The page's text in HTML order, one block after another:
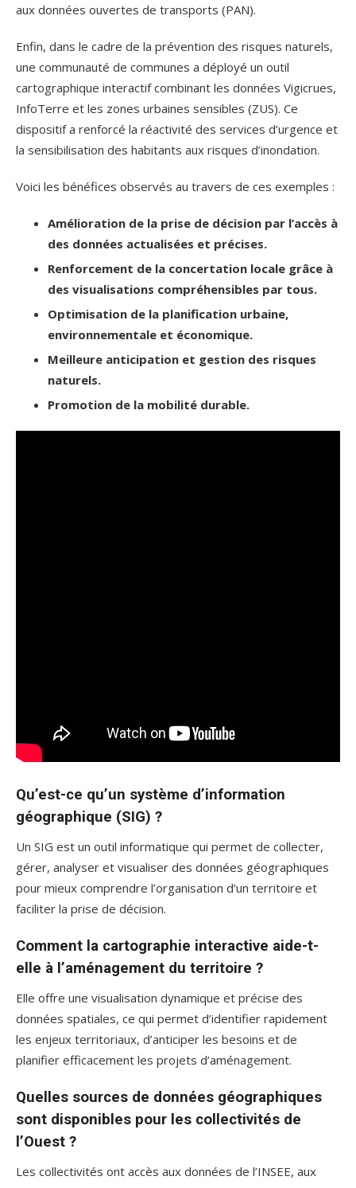
aux données ouvertes de transports (PAN).
Enfin, dans le cadre de la prévention des risques naturels,
une communauté de communes a déployé un outil
cartographique interactif combinant les données Vigicrues,
InfoTerre et les zones urbaines sensibles (ZUS). Ce
dispositif a renforcé la réactivité des services d’urgence et
la sensibilisation des habitants aux risques d’inondation.
Voici les bénéfices observés au travers de ces exemples :
Amélioration de la prise de décision par l’accès à
des données actualisées et précises.
Renforcement de la concertation locale grâce à
des visualisations compréhensibles par tous.
Optimisation de la planification urbaine,
environnementale et économique.
Meilleure anticipation et gestion des risques
naturels.
Promotion de la mobilité durable.
Qu’est-ce qu’un système d’information
géographique (SIG) ?
Un SIG est un outil informatique qui permet de collecter,
gérer, analyser et visualiser des données géographiques
pour mieux comprendre l’organisation d’un territoire et
faciliter la prise de décision.
Comment la cartographie interactive aide-t-
elle à l’aménagement du territoire ?
Elle offre une visualisation dynamique et précise des
données spatiales, ce qui permet d’identifier rapidement
les enjeux territoriaux, d’anticiper les besoins et de
planifier efficacement les projets d’aménagement.
Quelles sources de données géographiques
sont disponibles pour les collectivités de
l’Ouest ?
Les collectivités ont accès aux données de l’INSEE, aux